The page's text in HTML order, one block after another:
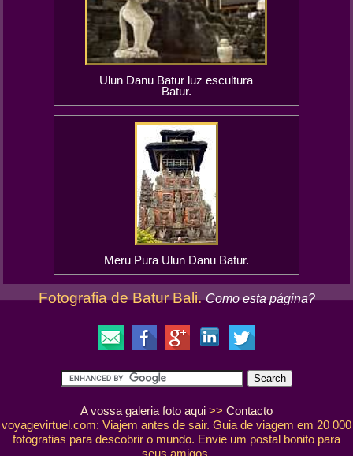
Ulun Danu Batur luz escultura
Batur.
Meru Pura Ulun Danu Batur.
Fotografia de Batur Bali.Como esta página?
A vossa galeria foto aqui >> Contacto
voyagevirtuel.com: Viajem antes de sair. Guia de viagem em 20 000
fotografias para descobrir o mundo. Envie um postal bonito para